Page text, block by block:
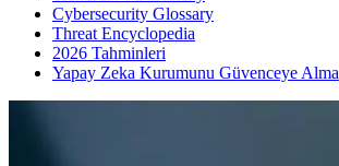
Cybersecurity Glossary
Threat Encyclopedia
2026 Tahminleri
Yapay Zeka Kurumunu Güvenceye Alma